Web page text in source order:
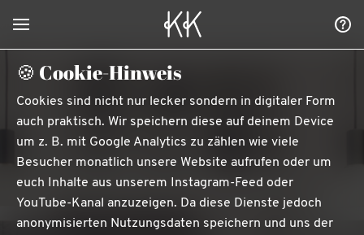
Keramik
🍪 Cookie-Hinweis
Cookies sind nicht nur lecker sondern in digitaler Form
auch praktisch. Wir speichern diese auf deinem Device
um z. B. mit Google Analytics zu zählen wie viele
Besucher monatlich unsere Website aufrufen oder um
euch Inhalte aus unserem Instagram-Feed oder
YouTube-Kanal anzuzeigen. Da diese Dienste jedoch
anonymisierten Nutzungsdaten speichern und uns der